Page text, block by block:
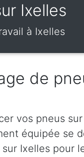
Ixelles
à Ixelles
de
vos pneus
équipée se
Ixelles pour